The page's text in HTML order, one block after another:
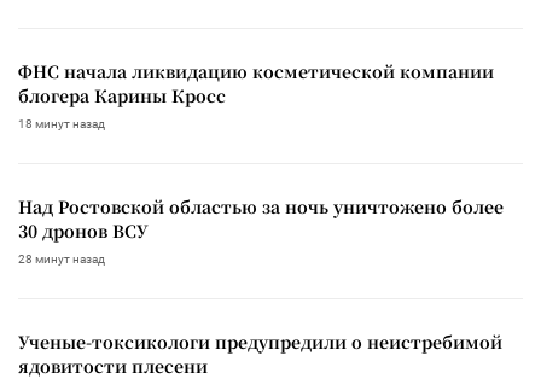
ФНС начала ликвидацию косметической компании
блогера Карины Кросс
18 минут назад
Над Ростовской областью за ночь уничтожено более
30 дронов ВСУ
28 минут назад
Ученые-токсикологи предупредили о неистребимой
ядовитости плесени